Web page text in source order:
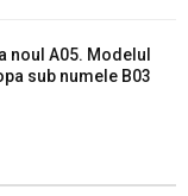
noul A05. Modelul
sub numele B03